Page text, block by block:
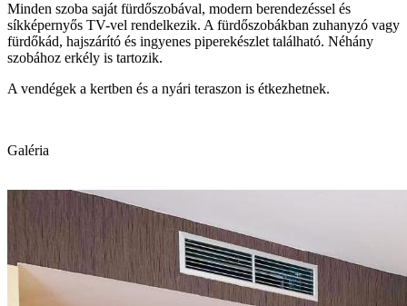
Minden szoba saját fürdőszobával, modern berendezéssel és
síkképernyős TV-vel rendelkezik. A fürdőszobákban zuhanyzó vagy
fürdőkád, hajszárító és ingyenes piperekészlet található. Néhány
szobához erkély is tartozik.
A vendégek a kertben és a nyári teraszon is étkezhetnek.
Galéria